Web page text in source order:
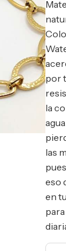
por
la
las
eso
en